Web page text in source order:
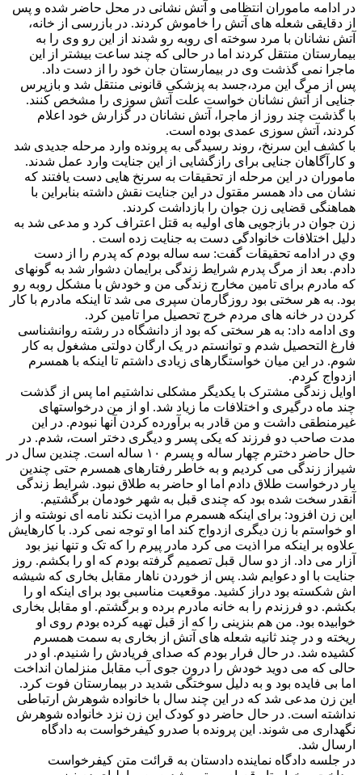
در ادامه ماموران انتظامی و آتش نشانی در محل حاضر شده و پس
از دقایقی شعله های آتش را خاموش کردند. در بازرسی از خانه،
آتش نشانان با مرد سوخته ای روبه رو شدند از این رو وی را به
بیمارستان منتقل کردند اما در حالی که چند ساعت بیشتر از این
ماجرا نمی گذشت وی در بیمارستان جان خود را از دست داد.
پس از مرگ این مرد،جسد به پزشکی قانونی منتقل شد و بازپرس
جنایی از آتش نشانان خواست علت آتش سوزی را مشخص کنند.
با گذشت چند روز از ماجرا، آتش نشانان در گزارش خود اعلام
کردند، آتش سوزی عمدی بوده است.
با کشف این سرنخ، روند رسیدگی به پرونده وارد مرحله جدیدی شد
و کارآگاهان جنایی برای رازگشایی از این جنایت وارد عمل شدند.
ماموران در این مرحله از تحقیقات به سرنخ هایی دست یافتند که
نشان می داد همسر مقتول در این جنایت نقش داشته بنابراین با
هماهنگی قضایی زن جوان را بازداشت کردند.
زن جوان در بازجویی های اولیه به قتل اعتراف کرد و مدعی شد به
دلیل اختلافات خانوادگی دست به جنایت زده است .
وي در ادامه تحقیقات گفت: سه ساله بودم که پدرم را از دست
دادم. بعد از مرگ پدرم شرایط زندگی برایمان دشوار شد به گونهای
که مادرم برای تامین مخارج زندگی من و خودش با مشکل روبه رو
بود. به هر سختی بود روزگارمان سپری می شد تا اینکه مادرم با کار
کردن در خانه های مردم خرج تحصیل مرا تامین کرد.
وی ادامه داد: به هر سختی که بود از دانشگاه در رشته روانشناسی
فارغ التحصیل شدم و توانستم در یک ارگان دولتی مشغول به کار
شوم. در این میان خواستگارهای زیادی داشتم تا اینکه با همسرم
ازدواج کردم.
اوایل زندگی مشترک با یکدیگر مشکلی نداشتیم اما پس از گذشت
چند ماه درگیری و اختلافات ما زیاد شد. او از من درخواستهای
غیرمنطقی داشت و من قادر به برآورده کردن آنها نبودم. در این
مدت صاحب دو فرزند که یکی پسر و دیگری دختر است، شدم. در
حال حاضر دخترم چهار ساله و پسرم ۱۰ ساله است. چندین سال در
شیراز زندگی می کردیم و به خاطر رفتارهای همسرم حتی چندین
بار درخواست طلاق دادم اما او حاضر به طلاق نبود. شرایط زندگی
آنقدر سخت شده بود که چندی قبل به شهر خودمان برگشتیم.
این زن افزود: برای اینکه هسمرم مرا اذیت نکند نامه ای نوشته و از
او خواستم با زن دیگری ازدواج کند اما او توجه نمی کرد. با کارهایش
علاوه بر اینکه مرا اذیت می کرد مادر پیرم را که تک و تنها نیز بود
آزار می داد. از دو سال قبل تصمیم گرفته بودم که او را بکشم. روز
جنایت با او دعوایم شد. پس از خوردن ناهار مقابل بخاری که شیشه
اش شکسته بود دراز کشید. موقعیت مناسبی بود برای اینکه او را
بکشم. دو فرزندم را به خانه مادرم برده و برگشتم. او مقابل بخاری
خوابیده بود. من هم بنزینی را که از قبل تهیه کرده بودم روی او
ریخته و در چند ثانیه شعله های آتش از بخاری به سمت همسرم
کشیده شد. در حال فرار بودم که صدای فريادش را شنیدم. او در
حالی که می دوید خودش را درون جوی آب مقابل منزلمان انداخت
اما بی فایده بود و به دلیل سوختگی شدید در بیمارستان فوت کرد.
اين زن مدعی شد که در این چند سال با خانواده شوهرش ارتباطی
نداشته است. در حال حاضر دو کودک این زن نزد خانواده شوهرش
نگهداری می شوند. این پرونده با صدرو کیفرخواست به دادگاه
ارسال شد.
در جلسه دادگاه نماینده دادستان به قرائت متن کیفرخواست